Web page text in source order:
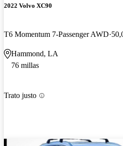
2022 Volvo XC90
T6 Momentum 7-Passenger AWD
Hammond, LA
76 millas
Trato justo